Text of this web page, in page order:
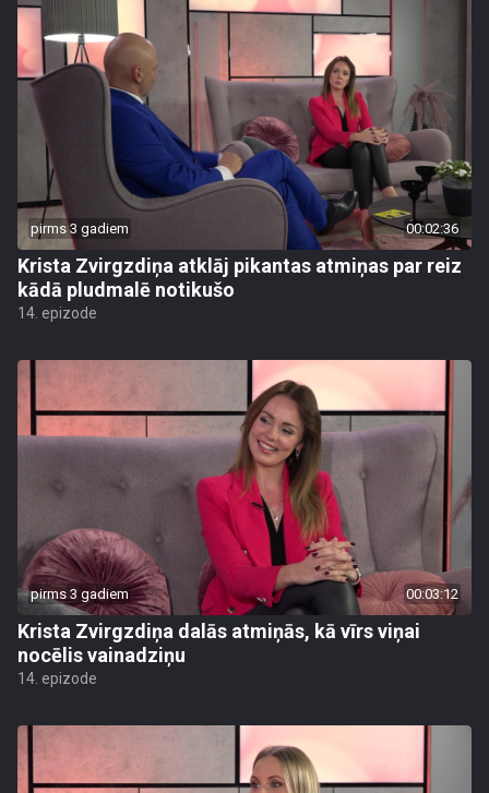
pirms 3 gadiem 00:02:36
Krista Zvirgzdiņa atklāj pikantas atmiņas par reiz
kādā pludmalē notikušo
14. epizode
pirms 3 gadiem 00:03:12
Krista Zvirgzdiņa dalās atmiņās, kā vīrs viņai
nocēlis vainadziņu
14. epizode